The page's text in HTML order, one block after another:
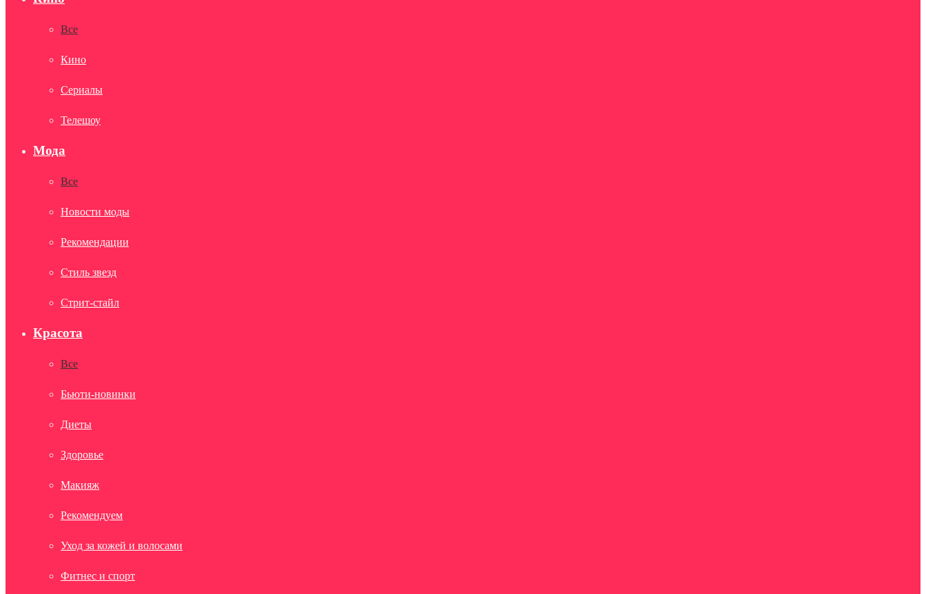
Все
Кино
Сериалы
Телешоу
Мода
Все
Новости моды
Рекомендации
Стиль звезд
Стрит-стайл
Красота
Все
Бьюти-новинки
Диеты
Здоровье
Макияж
Рекомендуем
Уход за кожей и волосами
Фитнес и спорт